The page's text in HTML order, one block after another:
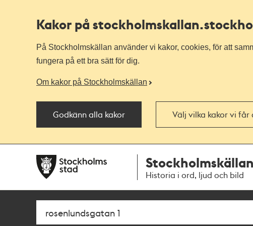
Kakor på stockholmskallan
På Stockholmskällan använder vi kakor, cookies, för att
fungera på ett bra sätt för dig.
Om kakor på Stockholmskällan
Godkänn alla kakor Välj vilka kakor vi får
navigationen
huvudinnehållet
Stockholmskällan
Historia i ord, ljud och bild
Sök